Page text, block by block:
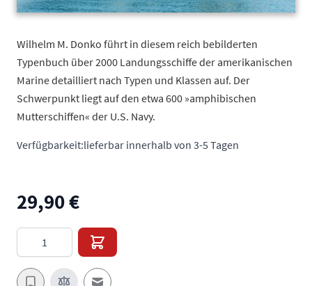
Wilhelm M. Donko führt in diesem reich bebilderten
Typenbuch über 2000 Landungsschiffe der amerikanischen
Marine detailliert nach Typen und Klassen auf. Der
Schwerpunkt liegt auf den etwa 600 »amphibischen
Mutterschiffen« der U.S. Navy.
Verfügbarkeit:lieferbar innerhalb von 3-5 Tagen
29,90 €
Menge